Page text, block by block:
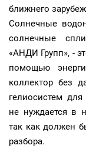
ближнего
Солнечные
солнечные
«АНДИ Групп», -
помощью
коллектор без
гелиосистем
не нуждается в
так как должен
разбора.